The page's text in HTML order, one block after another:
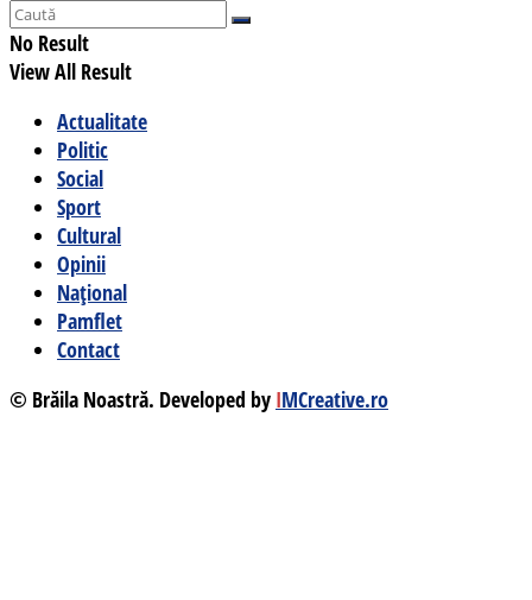
No Result
View All Result
Actualitate
Politic
Social
Sport
Cultural
Opinii
Național
Pamflet
Contact
© Brăila Noastră. Developed by IMCreative.ro